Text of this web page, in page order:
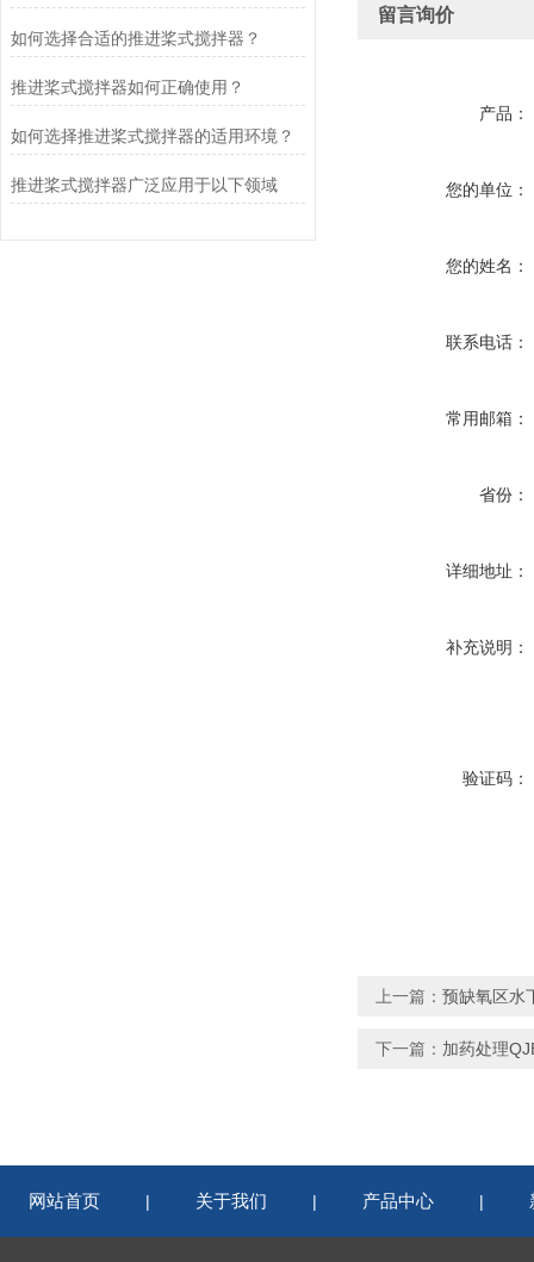
如何选择合适的推进桨式搅拌器？
推进桨式搅拌器如何正确使用？
如何选择推进桨式搅拌器的适用环境？
推进桨式搅拌器广泛应用于以下领域
留言询价
产品：
您的单位：
您的姓名：
联系电话：
常用邮箱：
省份：
详细地址：
补充说明：
验证码：
上一篇： 预缺氧区水
下一篇： 加药处理
网站首页 | 关于我们 | 产品中心 |